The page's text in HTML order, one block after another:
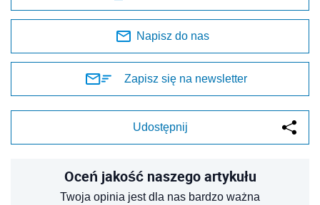
Napisz do nas
Zapisz się na newsletter
Udostępnij
Oceń jakość naszego artykułu
Twoja opinia jest dla nas bardzo ważna